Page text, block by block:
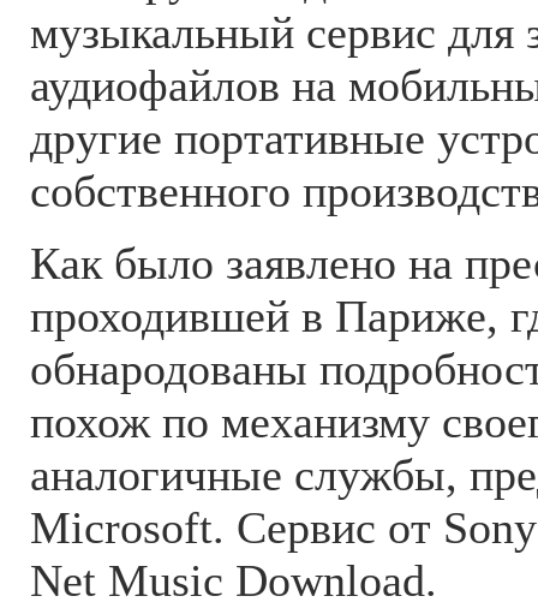
музыкальный сервис для
аудиофайлов на
другие портативные
собственного
Как было заявлено на
проходившей в Париже,
обнародованы
похож по механизму
аналогичные службы,
Microsoft. Сервис от
Net Music Download.